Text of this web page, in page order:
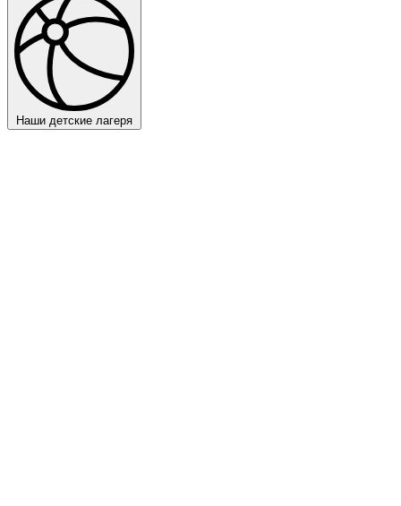
Наши детские лагеря